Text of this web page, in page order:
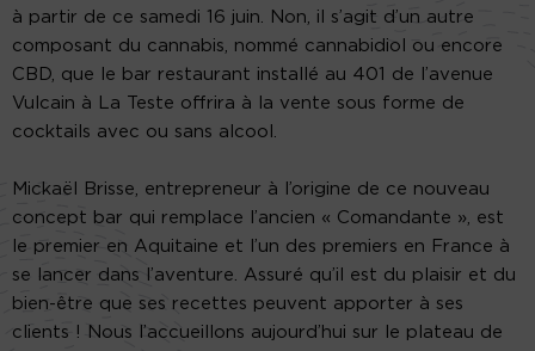
à partir de ce samedi 16 juin. Non, il s’agit d’un autre
composant du cannabis, nommé cannabidiol ou encore
CBD, que le bar restaurant installé au 401 de l’avenue
Vulcain à La Teste offrira à la vente sous forme de
cocktails avec ou sans alcool.
Mickaël Brisse, entrepreneur à l’origine de ce nouveau
concept bar qui remplace l’ancien « Comandante », est
le premier en Aquitaine et l’un des premiers en France à
se lancer dans l’aventure. Assuré qu’il est du plaisir et du
bien-être que ses recettes peuvent apporter à ses
clients ! Nous l’accueillons aujourd’hui sur le plateau de